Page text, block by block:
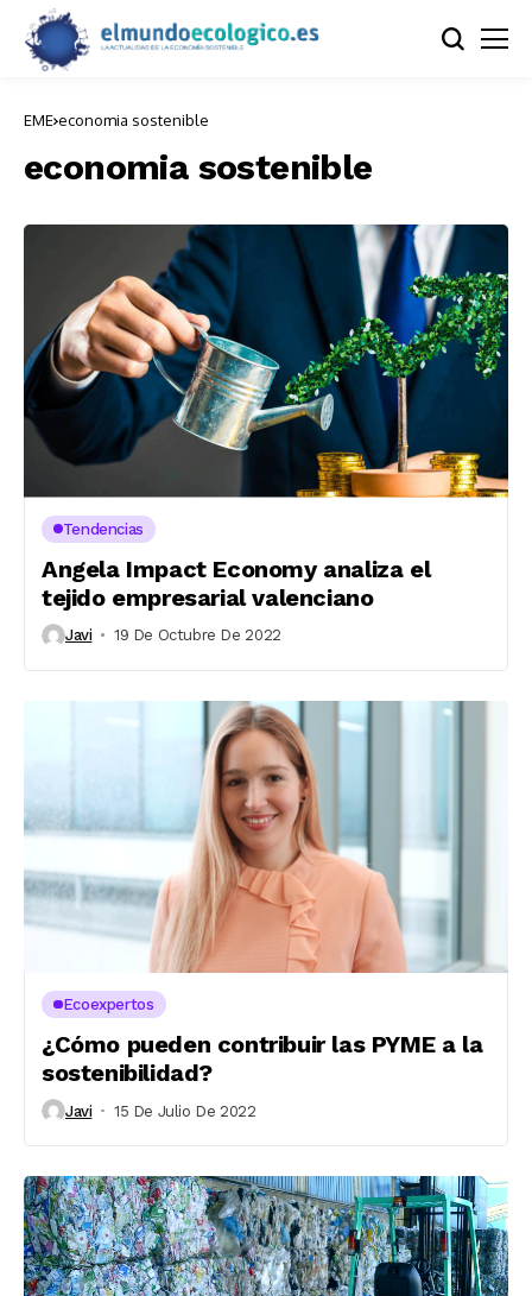
EME economia sostenible
economia sostenible
Tendencias
Angela Impact Economy analiza el
tejido empresarial valenciano
Javi 19 De Octubre De 2022
Ecoexpertos
¿Cómo pueden contribuir las PYME a la
sostenibilidad?
Javi 15 De Julio De 2022